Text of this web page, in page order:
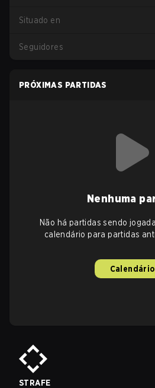
Situado en
Seguidores
PRÓXIMAS PARTIDAS
Nenhuma
Não há partidas sendo
calendário para partidas
Calendário
STRAFE